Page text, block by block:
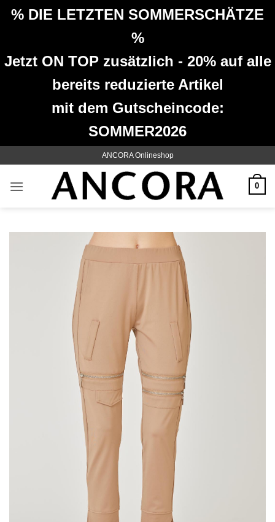
% DIE LETZTEN SOMMERSCHÄTZE
%
Jetzt ON TOP zusätzlich - 20% auf alle
bereits reduzierte Artikel
mit dem Gutscheincode:
SOMMER2026
springen
ANCORA Onlineshop
0